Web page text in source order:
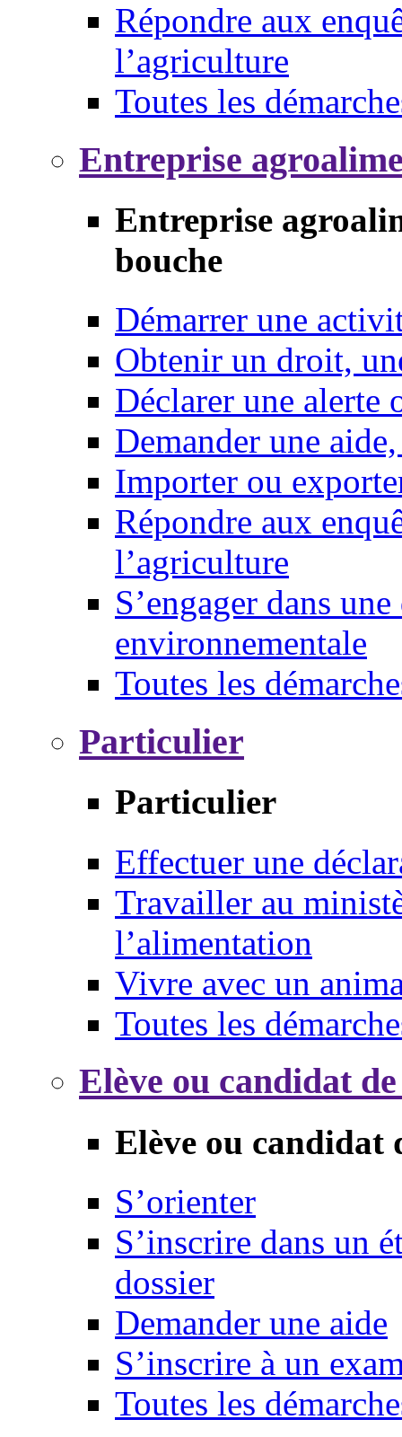
Répondre aux
l’agriculture
Toutes les
Entreprise
Entreprise
bouche
Démarrer une
Obtenir un droit,
Déclarer une alerte
Demander une
Importer ou
Répondre aux
l’agriculture
S’engager dans
environnementale
Toutes les
Particulier
Particulier
Effectuer une
Travailler au
l’alimentation
Vivre avec un
Toutes les
Elève ou candidat
Elève ou candidat
S’orienter
S’inscrire dans un
dossier
Demander une aide
S’inscrire à un
Toutes les